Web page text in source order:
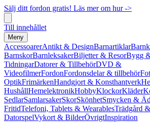
Sälj ditt fordon gratis! Läs mer om hur ->
Till innehållet
Meny
AccessoarerAntikt & DesignBarnartiklar
BarnskorBarnleksakerBiljetter & ResorBygg
TidningarDatorer & TillbehörDVD &
VideofilmerFordonFordonsdelar & tillbehör
OptikFrimärkenHandgjort & Konsthantverk
HushållHemelektronikHobbyKlockorKläder
SedlarSamlarsakerSkorSkönhetSmycken &
FritidTelefoni, Tablets & WearablesTrädgård
DatorspelVykort & BilderÖvrigtInspiration